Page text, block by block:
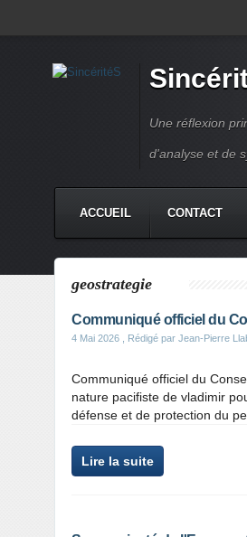
Une réflexion
d'analyse et de
ACCUEIL CONTACT
geostrategie
Communiqué officiel du
4 Mai 2026 , Rédigé par Jean-Pierre
Communiqué officiel du
nature pacifiste de vladimir
défense et de protection du
Lire la suite